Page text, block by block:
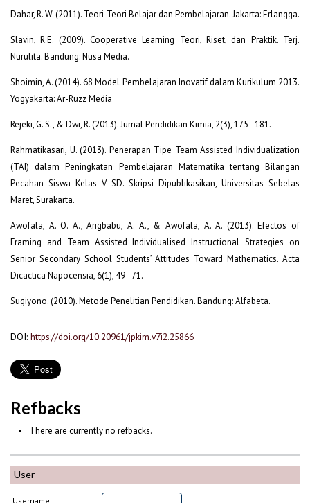
User
Username
Dahar, R. W. (2011). Teori-Teori Belajar dan Pembelajaran. Jakarta: Erlangga.
Slavin, R.E. (2009). Cooperative Learning Teori, Riset, dan Praktik. Terj.
Nurulita. Bandung: Nusa Media.
Shoimin, A. (2014). 68 Model Pembelajaran Inovatif dalam Kurikulum 2013.
Yogyakarta: Ar-Ruzz Media
Rejeki, G. S., & Dwi, R. (2013). Jurnal Pendidikan Kimia, 2(3), 175–181.
Rahmatikasari, U. (2013). Penerapan Tipe Team Assisted Individualization
(TAI) dalam Peningkatan Pembelajaran Matematika tentang Bilangan
Pecahan Siswa Kelas V SD. Skripsi Dipublikasikan, Universitas Sebelas
Maret, Surakarta.
Awofala, A. O. A., Arigbabu, A. A., & Awofala, A. A. (2013). Efectos of
Framing and Team Assisted Individualised Instructional Strategies on
Senior Secondary School Students’ Attitudes Toward Mathematics. Acta
Dicactica Napocensia, 6(1), 49–71.
Sugiyono. (2010). Metode Penelitian Pendidikan. Bandung: Alfabeta.
DOI: https://doi.org/10.20961/jpkim.v7i2.25866
Refbacks
There are currently no refbacks.